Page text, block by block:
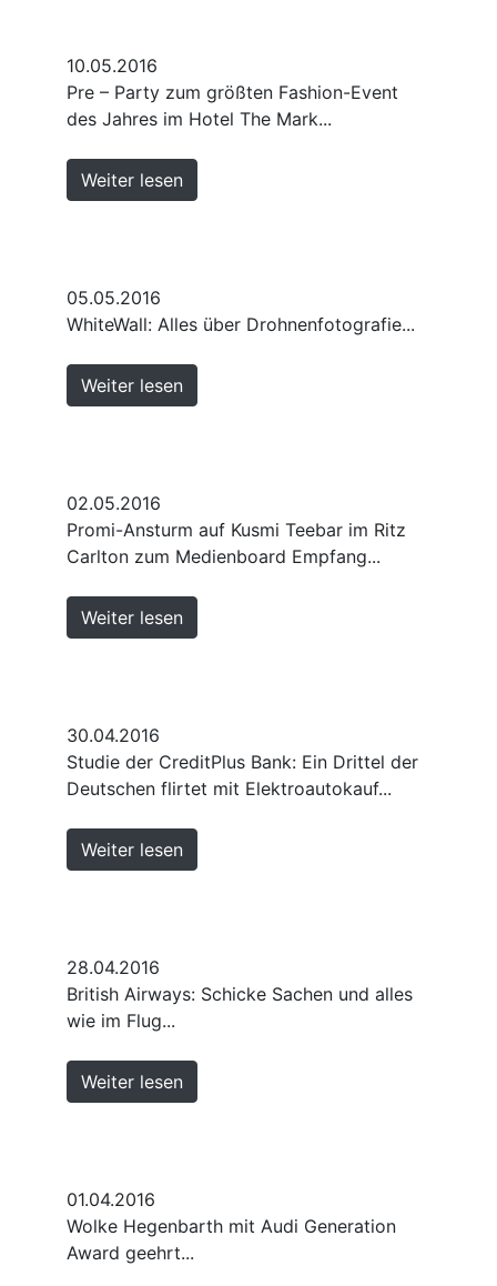
10.05.2016
Pre – Party zum größten Fashion-Event
des Jahres im Hotel The Mark...
Weiter lesen
05.05.2016
WhiteWall: Alles über Drohnenfotografie...
Weiter lesen
02.05.2016
Promi-Ansturm auf Kusmi Teebar im Ritz
Carlton zum Medienboard Empfang...
Weiter lesen
30.04.2016
Studie der CreditPlus Bank: Ein Drittel der
Deutschen flirtet mit Elektroautokauf...
Weiter lesen
28.04.2016
British Airways: Schicke Sachen und alles
wie im Flug...
Weiter lesen
01.04.2016
Wolke Hegenbarth mit Audi Generation
Award geehrt...